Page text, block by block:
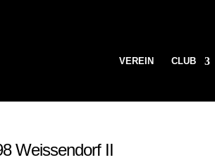
VEREIN CLUB
Weissendorf II